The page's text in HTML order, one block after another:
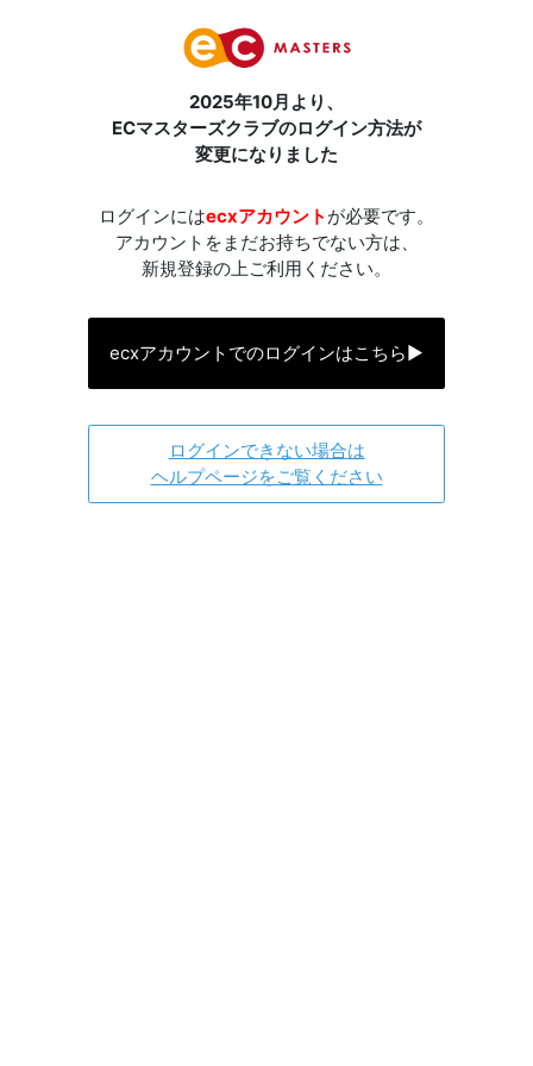
2025年10月より、
ECマスターズクラブのログイン方法が
変更になりました
ログインにはecxアカウント が必要です。
アカウントをまだお持ちでない方は、
新規登録の上ご利用ください。
ecxアカウントでのログインはこちら▶
ログインできない場合は
ヘルプページをご覧ください